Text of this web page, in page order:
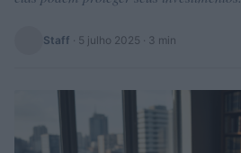
Staff · 5 julho 2025 · 3 min